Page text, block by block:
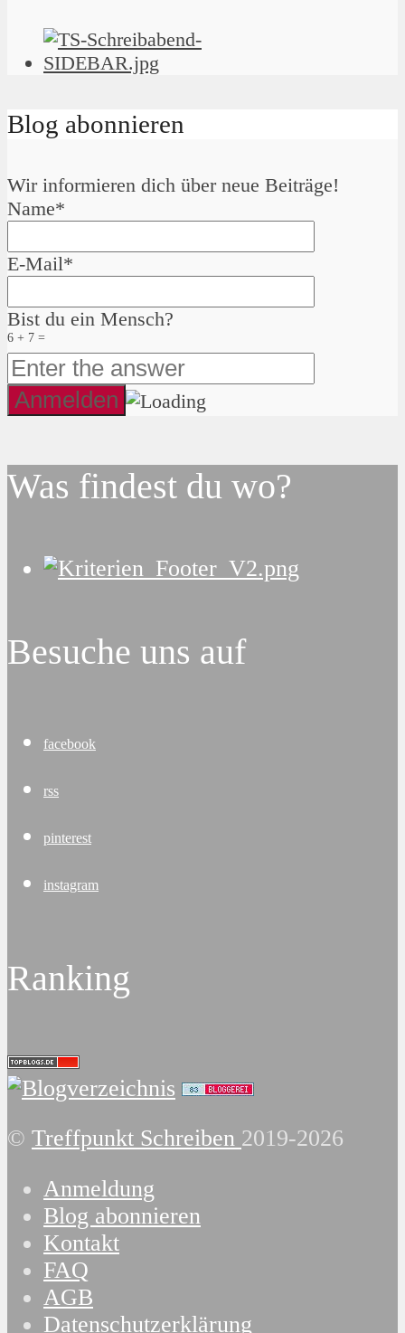
Blog abonnieren
Wir informieren dich über neue Beiträge!
Name*
E-Mail*
Bist du ein Mensch?
6 + 7 =
Was findest du wo?
Besuche uns auf
facebook
rss
pinterest
instagram
Ranking
© Treffpunkt Schreiben 2019-2026
Anmeldung
Blog abonnieren
Kontakt
FAQ
AGB
Datenschutzerklärung